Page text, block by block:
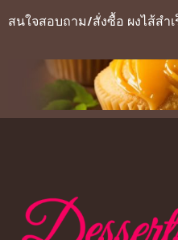
สนใจสอบถาม/สั่งซื้อ ผงไส้สำ